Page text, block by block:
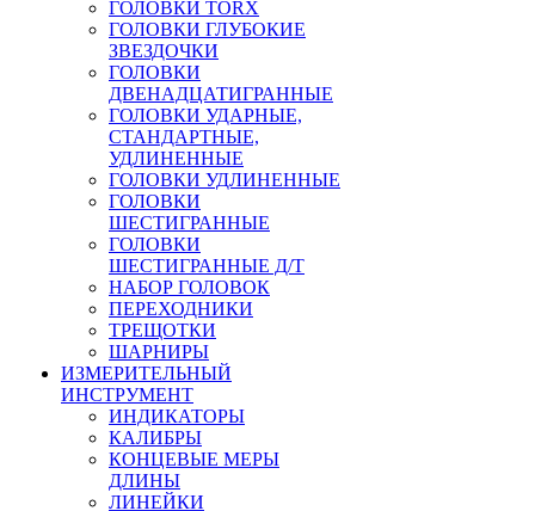
ГОЛОВКИ TORX
ГОЛОВКИ ГЛУБОКИЕ
ЗВЕЗДОЧКИ
ГОЛОВКИ
ДВЕНАДЦАТИГРАННЫЕ
ГОЛОВКИ УДАРНЫЕ,
СТАНДАРТНЫЕ,
УДЛИНЕННЫЕ
ГОЛОВКИ УДЛИНЕННЫЕ
ГОЛОВКИ
ШЕСТИГРАННЫЕ
ГОЛОВКИ
ШЕСТИГРАННЫЕ Д/Т
НАБОР ГОЛОВОК
ПЕРЕХОДНИКИ
ТРЕЩОТКИ
ШАРНИРЫ
ИЗМЕРИТЕЛЬНЫЙ
ИНСТРУМЕНТ
ИНДИКАТОРЫ
КАЛИБРЫ
КОНЦЕВЫЕ МЕРЫ
ДЛИНЫ
ЛИНЕЙКИ